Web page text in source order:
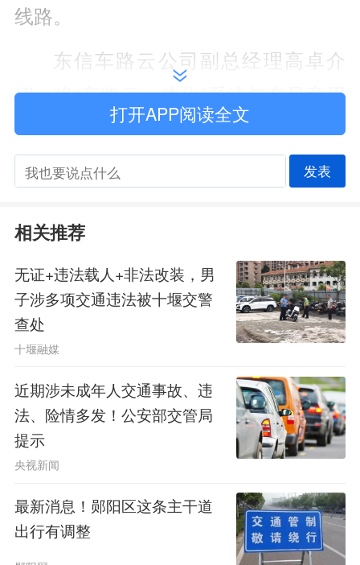
线路。
东信车路云公司副总经理高卓介
绍，将“车路云一体化”系统与东风商用
车物流配送打通，可实现两大功能：一
是根据生产需求，实时向供应商下达指
红绿灯信息，提前告诉司机——下一个
路口能不能过，该以什么速度通过，避
免急刹急停。
对重卡来说，急刹急停意味着油耗
飙升。让车辆“能过尽过”，不仅能提升
通行效率，还能降低油耗，节能环保。
高卓说，相比导航软件，“车路云
一体化”系统更多依靠摄像头实时拍
摄，精准度更高，误报更少;大型货车
打开APP阅读全文
发表
相关推荐
无证+违法载人+非法改装，男
子涉多项交通违法被十堰交警
查处
十堰融媒
近期涉未成年人交通事故、违
法、险情多发！公安部交管局
提示
央视新闻
最新消息！郧阳区这条主干道
出行有调整